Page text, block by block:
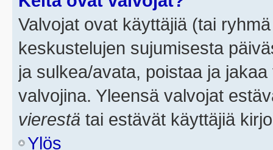
Valvojat ovat käyttäjiä (tai
keskustelujen sujumisesta
ja sulkea/avata, poistaa ja
valvojina. Yleensä valvojat
vierestä tai estävät käyttäjiä
Ylös